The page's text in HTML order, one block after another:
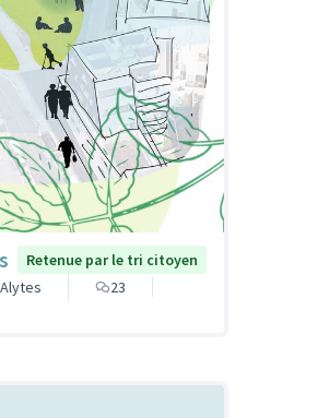
Retenue par le tri citoyen
23